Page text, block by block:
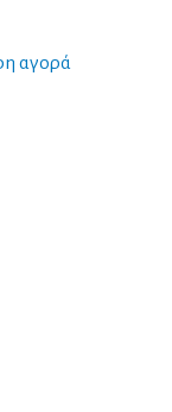
αγορά